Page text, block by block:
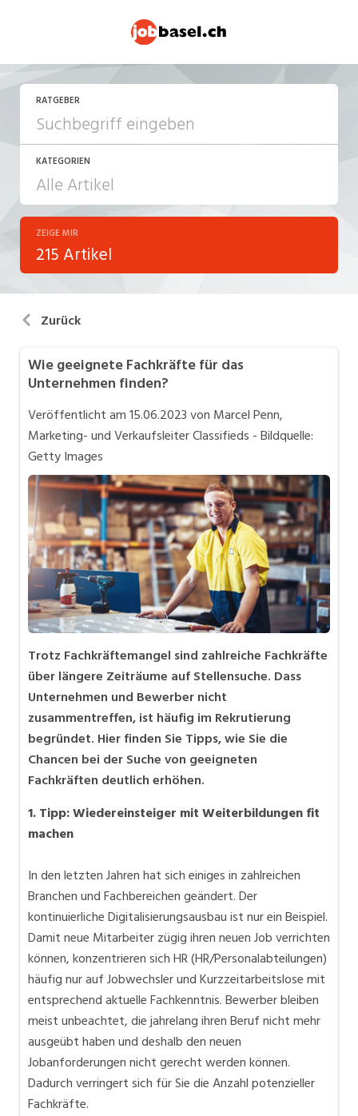
RATGEBER
KATEGORIEN
Arbeitsalltag
Arbeitsrecht
Bewerbung und Karriere
Videos
ZEIGE MIR
215 Artikel
Zurück
Wie geeignete Fachkräfte für das
Unternehmen finden?
Veröffentlicht am15.06.2023von Marcel Penn,
Marketing- und Verkaufsleiter Classifieds - Bildquelle:
Getty Images
Trotz Fachkräftemangel sind zahlreiche Fachkräfte
über längere Zeiträume auf Stellensuche. Dass
Unternehmen und Bewerber nicht
zusammentreffen, ist häufig im Rekrutierung
begründet. Hier finden Sie Tipps, wie Sie die
Chancen bei der Suche von geeigneten
Fachkräften deutlich erhöhen.
1. Tipp: Wiedereinsteiger mit Weiterbildungen fit
machen
In den letzten Jahren hat sich einiges in zahlreichen
Branchen und Fachbereichen geändert. Der
kontinuierliche Digitalisierungsausbau ist nur ein Beispiel.
Damit neue Mitarbeiter zügig ihren neuen Job verrichten
können, konzentrieren sich HR (HR/Personalabteilungen)
häufig nur auf Jobwechsler und Kurzzeitarbeitslose mit
entsprechend aktuelle Fachkenntnis. Bewerber bleiben
meist unbeachtet, die jahrelang ihren Beruf nicht mehr
ausgeübt haben und deshalb den neuen
Jobanforderungen nicht gerecht werden können.
Dadurch verringert sich für Sie die Anzahl potenzieller
Fachkräfte.